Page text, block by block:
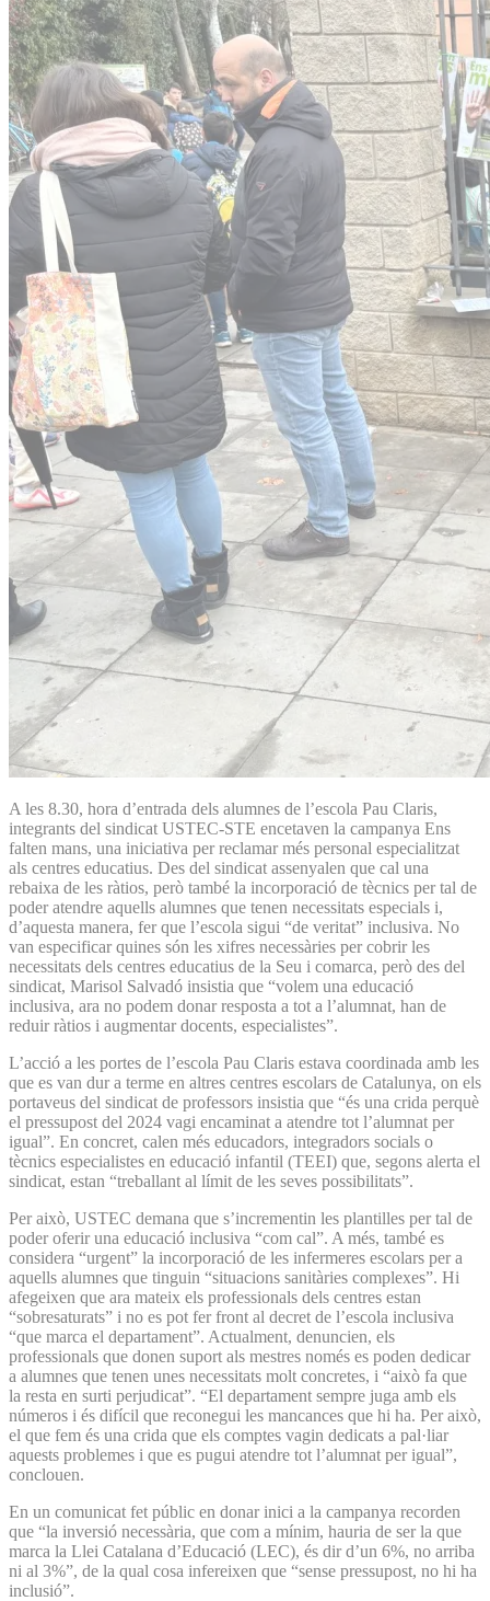
A les 8.30, hora d’entrada dels alumnes de l’escola Pau Claris,
integrants del sindicat USTEC-STE encetaven la campanya Ens
falten mans, una iniciativa per reclamar més personal especialitzat
als centres educatius. Des del sindicat assenyalen que cal una
rebaixa de les ràtios, però també la incorporació de tècnics per tal de
poder atendre aquells alumnes que tenen necessitats especials i,
d’aquesta manera, fer que l’escola sigui “de veritat” inclusiva. No
van especificar quines són les xifres necessàries per cobrir les
necessitats dels centres educatius de la Seu i comarca, però des del
sindicat, Marisol Salvadó insistia que “volem una educació
inclusiva, ara no podem donar resposta a tot a l’alumnat, han de
reduir ràtios i augmentar docents, especialistes”.
L’acció a les portes de l’escola Pau Claris estava coordinada amb les
que es van dur a terme en altres centres escolars de Catalunya, on els
portaveus del sindicat de professors insistia que “és una crida perquè
el pressupost del 2024 vagi encaminat a atendre tot l’alumnat per
igual”. En concret, calen més educadors, integradors socials o
tècnics especialistes en educació infantil (TEEI) que, segons alerta el
sindicat, estan “treballant al límit de les seves possibilitats”.
Per això, USTEC demana que s’incrementin les plantilles per tal de
poder oferir una educació inclusiva “com cal”. A més, també es
considera “urgent” la incorporació de les infermeres escolars per a
aquells alumnes que tinguin “situacions sanitàries complexes”. Hi
afegeixen que ara mateix els professionals dels centres estan
“sobresaturats” i no es pot fer front al decret de l’escola inclusiva
“que marca el departament”. Actualment, denuncien, els
professionals que donen suport als mestres només es poden dedicar
a alumnes que tenen unes necessitats molt concretes, i “això fa que
la resta en surti perjudicat”. “El departament sempre juga amb els
números i és difícil que reconegui les mancances que hi ha. Per això,
el que fem és una crida que els comptes vagin dedicats a pal·liar
aquests problemes i que es pugui atendre tot l’alumnat per igual”,
conclouen.
En un comunicat fet públic en donar inici a la campanya recorden
que “la inversió necessària, que com a mínim, hauria de ser la que
marca la Llei Catalana d’Educació (LEC), és dir d’un 6%, no arriba
ni al 3%”, de la qual cosa infereixen que “sense pressupost, no hi ha
inclusió”.